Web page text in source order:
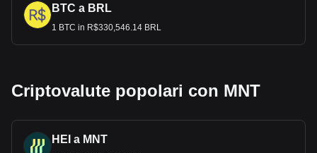
BTC a BRL
1 BTC in R$330,546.14 BRL
Criptovalute popolari con MNT
HEI a MNT